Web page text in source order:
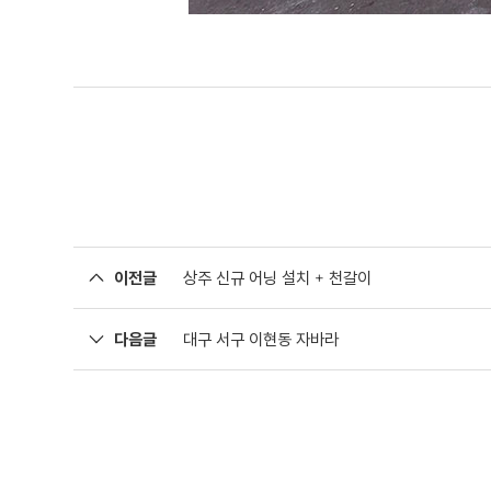
이전글 상주 신규 어닝 설치 + 천갈이
다음글 대구 서구 이현동 자바라